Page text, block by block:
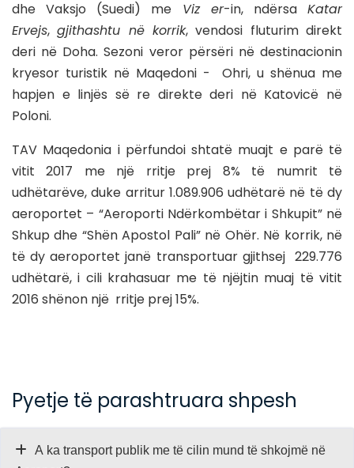
dhe Vaksjo (Suedi) me Viz er-in, ndërsaKatar
Ervejs,gjithashtu në korrik, vendosi fluturim direkt
deri në Doha. Sezoni veror përsëri në destinacionin
kryesor turistik në Maqedoni - Ohri, u shënua me
hapjen e linjës së re direkte deri në Katovicë në
Poloni.
TAV Maqedonia i përfundoi shtatë muajt e parë të
vitit 2017 me një rritje prej 8% të numrit të
udhëtarëve, duke arritur 1.089.906 udhëtarë në të dy
aeroportet – “Aeroporti Ndërkombëtar i Shkupit” në
Shkup dhe “Shën Apostol Pali” në Ohër. Në korrik, në
të dy aeroportet janë transportuar gjithsej 229.776
udhëtarë, i cili krahasuar me të njëjtin muaj të vitit
2016 shënon një rritje prej 15%.
Pyetje të parashtruara shpesh
A ka transport publik me të cilin mund të shkojmë në